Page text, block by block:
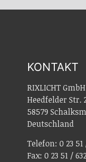
KONTAKT
RIXLICHT
Heedfelder Str.
58579
Deutschland
Telefon: 0 23 51
Fax: 0 23 51 /